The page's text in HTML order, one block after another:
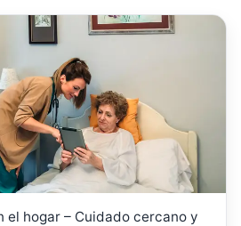
el hogar – Cuidado cercano y